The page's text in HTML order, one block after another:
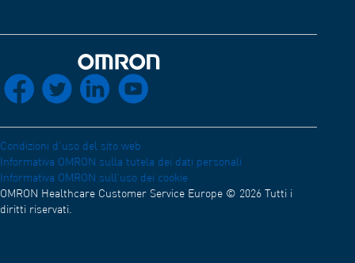
Sviluppatori
Compatibilità elettromagnetica (Inglese)
Dichiarazione di conformità (Inglese)
Rete di distribuzione
OMRON Academy (Inglese)
socials_facebooksocials_twittersocials_linkedinsocials_youtube
Condizioni d'uso del sito web
Informativa OMRON sulla tutela dei dati personali
Informativa OMRON sull’uso dei cookie
OMRON Healthcare Customer Service Europe © 2026 Tutti i
diritti riservati.